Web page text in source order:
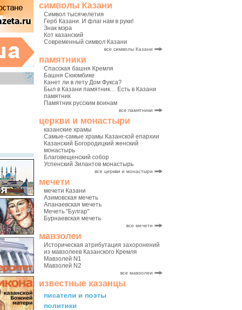
символы Казани
Символ тысячелетия
Герб Казани. И флаг нам в руки!
Знак мэра
Кот казанский
Современный символ Казани
все символы Казани
памятники
Спасская башня Кремля
Башня Сююмбике
Канет ли в лету Дом Фукса?
Был в Казани памятник… Есть в Казани
памятник
Памятник русским воинам
все памятники
церкви и монастыри
казанские храмы
Самые-самые храмы Казанской епархии
Казанский Богородицкий женский
монастырь
Благовещенский собор
Успенский Зилантов монастырь
все церкви и монастыри
мечети
мечети Казани
Азимовская мечеть
Апанаевская мечеть
Мечеть "Булгар"
Бурнаевская мечеть
все мечети
мавзолеи
Историческая атрибутация захоронений
из мавзолеев Казанского Кремля
Мавзолей N1
Мавзолей N2
все мавзолеи
известные казанцы
писатели и поэты
политики